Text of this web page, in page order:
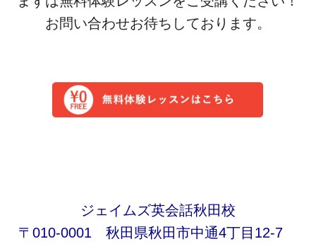
お問い合わせお待ちしております。
ジェイムズ英会話秋田校
〒010-0001 秋田県秋田市中通4丁目12-7